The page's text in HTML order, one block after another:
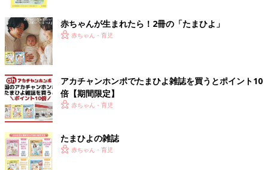
赤ちゃんが生まれたら！2冊の「たまひよ」
赤ちゃん・育児
アカチャンホンポでたまひよ雑誌を買うとポイント10
倍【期間限定】
赤ちゃん・育児
たまひよの雑誌
赤ちゃん・育児